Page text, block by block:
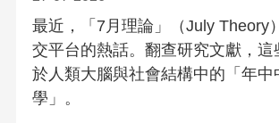
最近，「7月理論」（July Theory
交平台的熱話。翻查研究文獻，這
於人類大腦與社會結構中的「年中
學」。